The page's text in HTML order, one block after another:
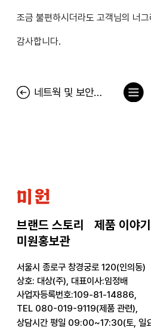
조금 불편하시더라도 고객님의 너
감사합니다.
네트웍 및 보안장비 고도화 작업에 따른 서비스 일시 중지 안내
목
브랜드 스토리 제품 이야기
미원홍보관
미
서울시 종로구 창경궁로 120(인의동)
상호: 대상(주), 대표이사:임정배
사업자등록번호:109-81-14886,
TEL 080-019-9119(제품 관련),
상담시간 평일 09:00~17:30(토, 일